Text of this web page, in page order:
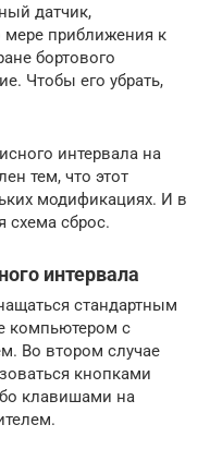
датчик,
мере приближения к
бортового
Чтобы его убрать,
интервала на
тем, что этот
модификациях. И в
схема сброс.
интервала
стандартным
компьютером с
Во втором случае
кнопками
клавишами на